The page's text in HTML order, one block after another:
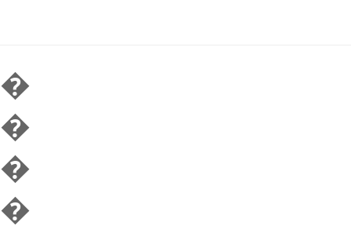
�
�
�
�